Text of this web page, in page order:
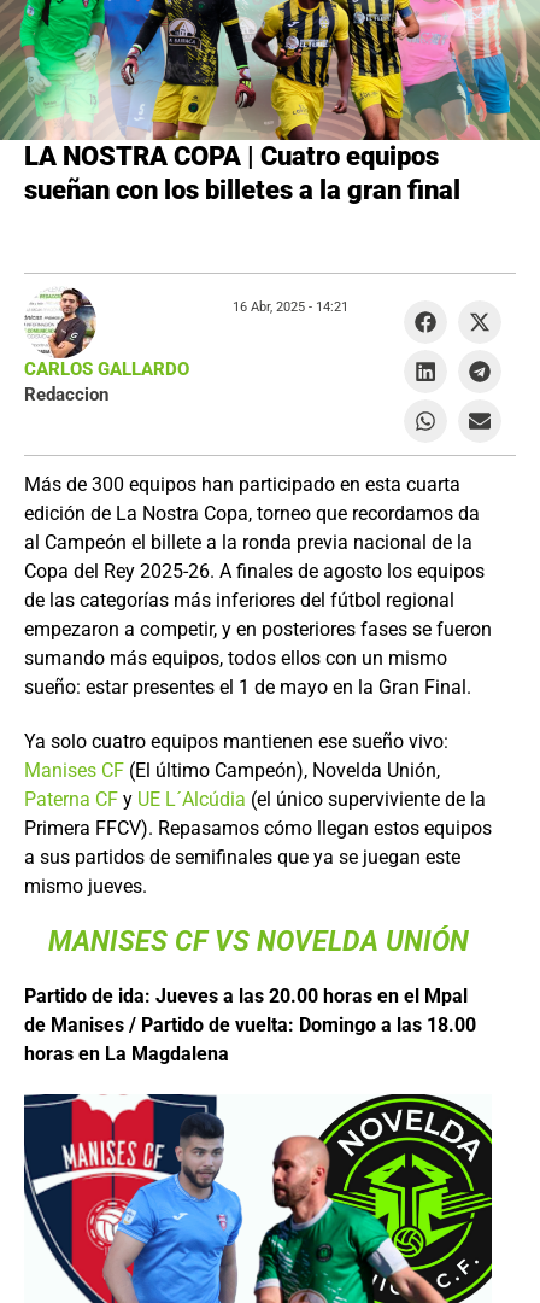
LA NOSTRA COPA | Cuatro equipos
sueñan con los billetes a la gran final
Más de 300 equipos han participado en esta cuarta
edición de La Nostra Copa, torneo que recordamos da
al Campeón el billete a la ronda previa nacional de la
Copa del Rey 2025-26. A finales de agosto los equipos
de las categorías más inferiores del fútbol regional
empezaron a competir, y en posteriores fases se fueron
sumando más equipos, todos ellos con un mismo
sueño: estar presentes el 1 de mayo en la Gran Final.
Ya solo cuatro equipos mantienen ese sueño vivo:
Manises CF (El último Campeón), Novelda Unión,
Paterna CF y UE L´Alcúdia (el único superviviente de la
Primera FFCV). Repasamos cómo llegan estos equipos
a sus partidos de semifinales que ya se juegan este
mismo jueves.
MANISES CF VS NOVELDA UNIÓN
Partido de ida: Jueves a las 20.00 horas en el Mpal
de Manises / Partido de vuelta: Domingo a las 18.00
horas en La Magdalena
CARLOS GALLARDO
Redaccion
16 Abr, 2025 - 14:21